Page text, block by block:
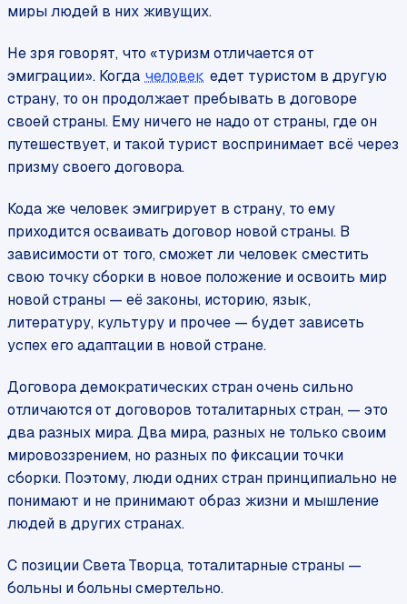
миры людей в них живущих.
Не зря говорят, что «туризм отличается от
эмиграции». Когда человек едет туристом в другую
страну, то он продолжает пребывать в договоре
своей страны. Ему ничего не надо от страны, где он
путешествует, и такой турист воспринимает всё через
призму своего договора.
Кода же человек эмигрирует в страну, то ему
приходится осваивать договор новой страны. В
зависимости от того, сможет ли человек сместить
свою точку сборки в новое положение и освоить мир
новой страны — её законы, историю, язык,
литературу, культуру и прочее — будет зависеть
успех его адаптации в новой стране.
Договора демократических стран очень сильно
отличаются от договоров тоталитарных стран, — это
два разных мира. Два мира, разных не только своим
мировоззрением, но разных по фиксации точки
сборки. Поэтому, люди одних стран принципиально не
понимают и не принимают образ жизни и мышление
людей в других странах.
С позиции Света Творца, тоталитарные страны —
больны и больны смертельно.